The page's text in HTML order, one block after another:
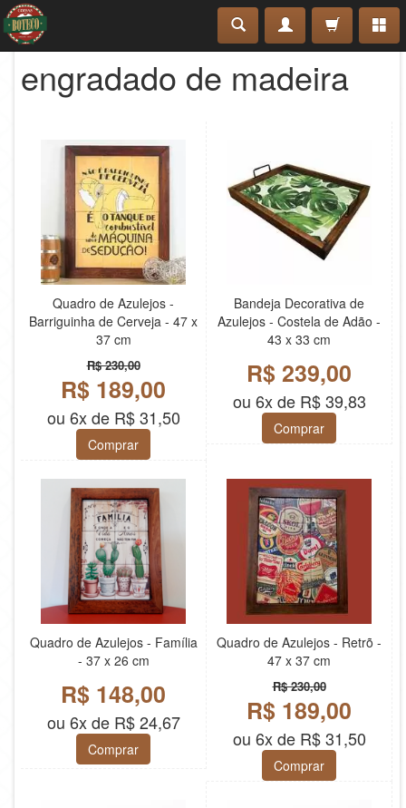
engradado de madeira
Quadro de Azulejos -
Barriguinha de Cerveja - 47 x
37 cm
R$ 230,00
R$ 189,00
ou 6x de R$ 31,50
Comprar
Bandeja Decorativa de
Azulejos - Costela de Adão -
43 x 33 cm
R$ 239,00
ou 6x de R$ 39,83
Comprar
Quadro de Azulejos - Família
- 37 x 26 cm
R$ 148,00
ou 6x de R$ 24,67
Comprar
Quadro de Azulejos - Retrõ -
47 x 37 cm
R$ 230,00
R$ 189,00
ou 6x de R$ 31,50
Comprar